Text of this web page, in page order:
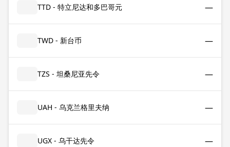
TTD - 特立尼达和多巴哥元 —
TWD - 新台币 —
TZS - 坦桑尼亚先令 —
UAH - 乌克兰格里夫纳 —
UGX - 乌干达先令 —